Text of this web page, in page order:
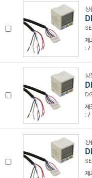
상
제
: /
상
제
: /
상
제